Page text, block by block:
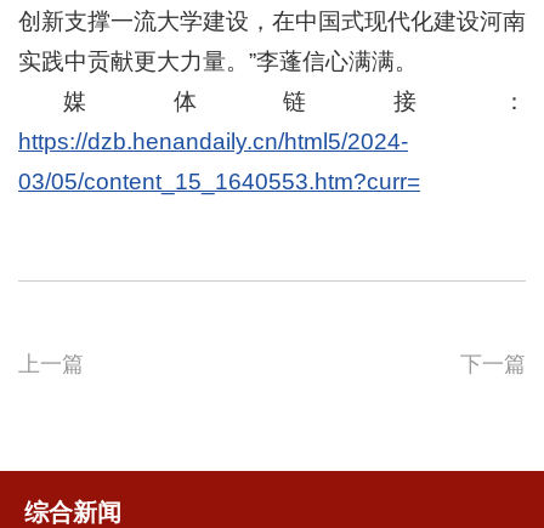
创新支撑一流大学建设，在中国式现代化建设河南
实践中贡献更大力量。”李蓬信心满满。
媒体链接：
https://dzb.henandaily.cn/html5/2024-
03/05/content_15_1640553.htm?curr=
上一篇 下一篇
综合新闻